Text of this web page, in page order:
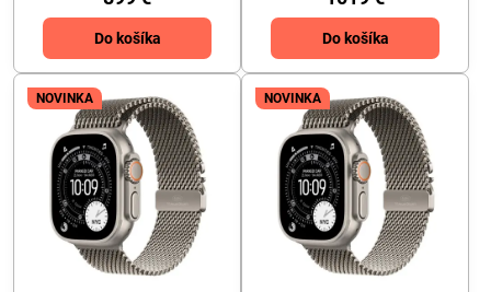
Do košíka Do košíka
NOVINKA NOVINKA